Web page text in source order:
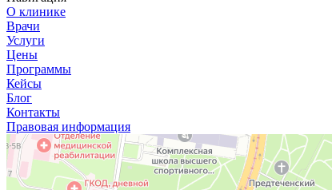
О клинике
Врачи
Услуги
Цены
Программы
Кейсы
Блог
Контакты
Правовая информация